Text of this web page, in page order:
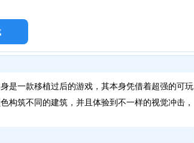
是一款移植过后的游戏，其本身凭借着超强的可玩
构筑不同的建筑，并且体验到不一样的视觉冲击，